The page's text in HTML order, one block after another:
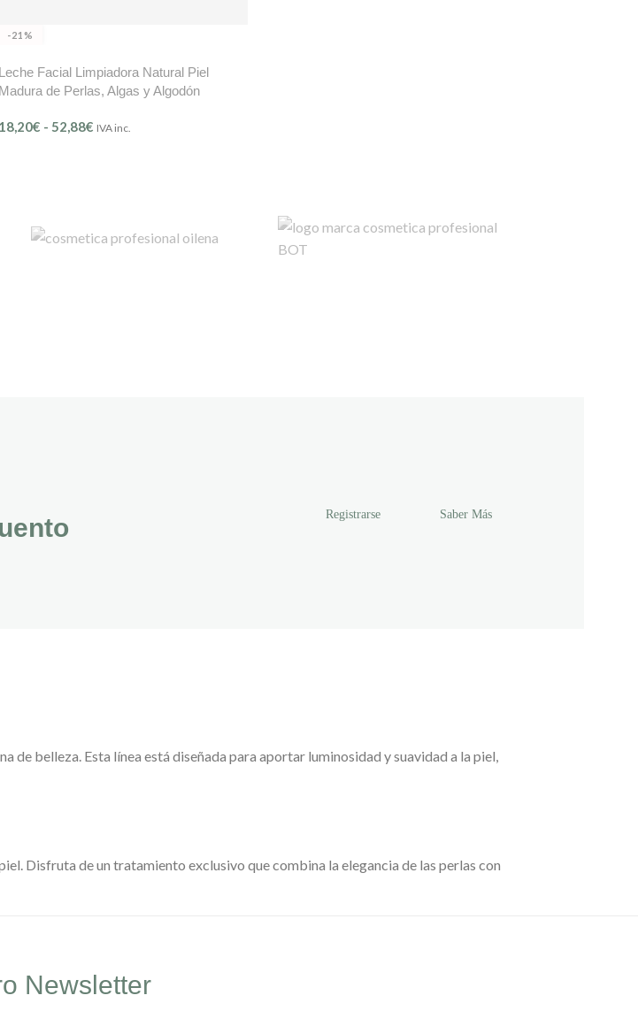
-21%
Leche Facial Limpiadora Natural Piel
Madura de Perlas, Algas y Algodón
18,20€ - 52,88€ IVA inc.
Registrarse Saber Más
de belleza. Esta línea está diseñada para aportar luminosidad y suavidad a la piel,
Disfruta de un tratamiento exclusivo que combina la elegancia de las perlas con
Newsletter